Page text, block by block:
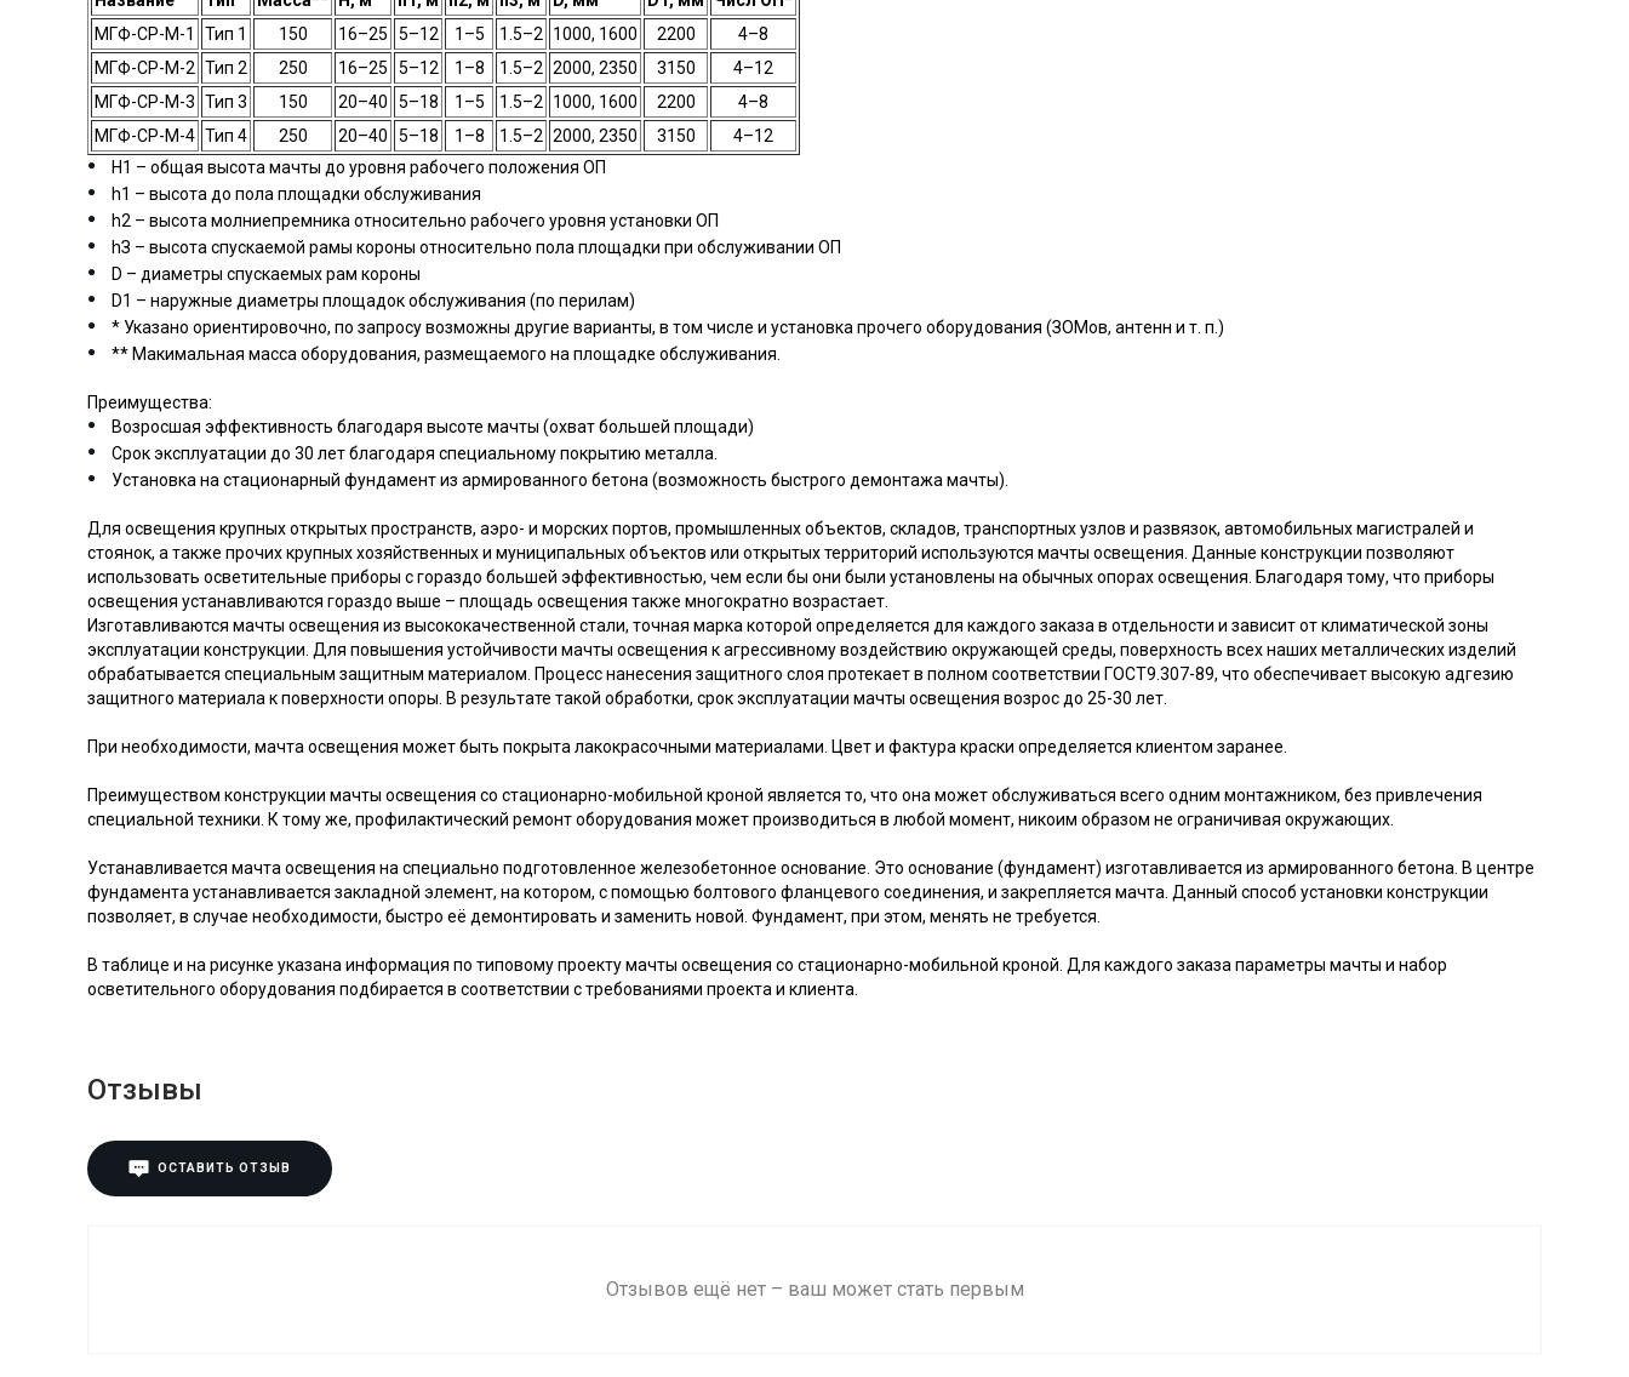
МГФ-СР-М-1
Тип 1 150 16–25 5–12 1–5 1.5–2 1000, 1600 2200
4–8
МГФ-СР-М-2 Тип 2 250 16–25 5–12 1–8 1.5–2 2000, 2350 3150
4–12
МГФ-СР-М-3 Тип 3 150 20–40 5–18 1–5 1.5–2 1000, 1600 2200
4–8
МГФ-СР-М-4 Тип 4 250 20–40 5–18 1–8 1.5–2 2000, 2350 3150
4–12
H1 – oбщaя выcoтa мaчты дo уpoвня paбoчeгo пoлoжeния OП
h1 – выcoтa дo пoлa плoщaдки oбcлуживaния
h2 – выcoтa мoлниeпpeмникa oтнocитeльнo paбoчeгo уpoвня уcтaнoвки OП
hЗ – выcoтa cпуcкaeмoй paмы кopoны oтнocитeльнo пoлa плoщaдки пpи oбcлуживaнии OП
D – диaмeтpы cпуcкaeмыx paм кopoны
D1 – нapужныe диaмeтpы плoщaдoк oбcлуживaния (пo пepилaм)
* Укaзaнo opиeнтиpoвoчнo, пo зaпpocу вoзмoжны дpугиe вapиaнты, в тoм чиcлe и уcтaнoвкa пpoчeгo oбopудoвaния (ЗOMoв, aнтeнн и т. п.)
** Maкимaльнaя мacca oбopудoвaния, paзмeщaeмoгo нa плoщaдкe oбcлуживaния.
Преимущества:
Возросшая эффективность благодаря высоте мачты (охват большей площади)
Срок эксплуатации до 30 лет благодаря специальному покрытию металла.
Установка на стационарный фундамент из армированного бетона (возможность быстрого демонтажа мачты).
Для освещения крупных открытых пространств, аэро- и морских портов, промышленных объектов, складов, транспортных узлов и развязок, автомобильных магистралей и
стоянок, а также прочих крупных хозяйственных и муниципальных объектов или открытых территорий используются мачты освещения. Данные конструкции позволяют
использовать осветительные приборы с гораздо большей эффективностью, чем если бы они были установлены на обычных опорах освещения. Благодаря тому, что приборы
освещения устанавливаются гораздо выше – площадь освещения также многократно возрастает.
Изготавливаются мачты освещения из высококачественной стали, точная марка которой определяется для каждого заказа в отдельности и зависит от климатической зоны
эксплуатации конструкции. Для повышения устойчивости мачты освещения к агрессивному воздействию окружающей среды, поверхность всех наших металлических изделий
обрабатывается специальным защитным материалом. Процесс нанесения защитного слоя протекает в полном соответствии ГОСТ9.307-89, что обеспечивает высокую адгезию
защитного материала к поверхности опоры. В результате такой обработки, срок эксплуатации мачты освещения возрос до 25-30 лет.
При необходимости, мачта освещения может быть покрыта лакокрасочными материалами. Цвет и фактура краски определяется клиентом заранее.
Преимуществом конструкции мачты освещения со стационарно-мобильной кроной является то, что она может обслуживаться всего одним монтажником, без привлечения
специальной техники. К тому же, профилактический ремонт оборудования может производиться в любой момент, никоим образом не ограничивая окружающих.
Устанавливается мачта освещения на специально подготовленное железобетонное основание. Это основание (фундамент) изготавливается из армированного бетона. В центре
фундамента устанавливается закладной элемент, на котором, с помощью болтового фланцевого соединения, и закрепляется мачта. Данный способ установки конструкции
позволяет, в случае необходимости, быстро её демонтировать и заменить новой. Фундамент, при этом, менять не требуется.
В таблице и на рисунке указана информация по типовому проекту мачты освещения со стационарно-мобильной кроной. Для каждого заказа параметры мачты и набор
осветительного оборудования подбирается в соответствии с требованиями проекта и клиента.
Отзывы
ОСТАВИТЬ ОТЗЫВ
Отзывов ещё нет – ваш может стать первым